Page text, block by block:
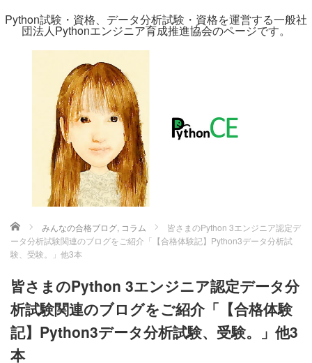
Python試験・資格、データ分析試験・資格を運営する一般社
団法人Pythonエンジニア育成推進協会のページです。
ホーム みんなの合格ブログ, コラム
皆さまのPython 3エンジニア認定デ
ータ分析試験関連のブログをご紹介「【合格体験記】Python3データ分析試
験、受験。」他3本
皆さまのPython 3エンジニア認定データ分
析試験関連のブログをご紹介「【合格体験
記】Python3データ分析試験、受験。」他3
本